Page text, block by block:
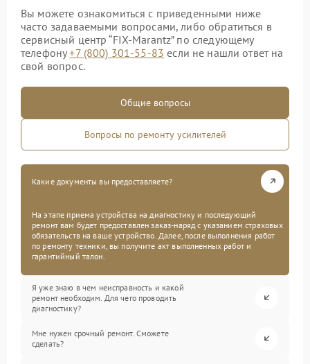
Вы можете ознакомиться с приведенными ниже
часто задаваемыми вопросами, либо обратиться в
сервисный центр “FIX-Marantz” по следующему
телефону+7 (800) 301-55-83 если не нашли ответ на
свой вопрос.
Общие вопросы
Вопросы по ремонту усилителей
Какие документы вы предоставляете?
На этапе приема устройства на диагностику и последующий
ремонт вам будет предоставлен заказ-наряд с указанием страховых
обязательств на ваше устройство. Далее, после выполнения работ
по ремонту техники, вы получите акт выполненных работ и
гарантийный талон.
Я уже знаю в чем неисправность и какой
ремонт необходим. Для чего проводить
диагностику?
Мне нужен срочный ремонт. Сможете
сделать?